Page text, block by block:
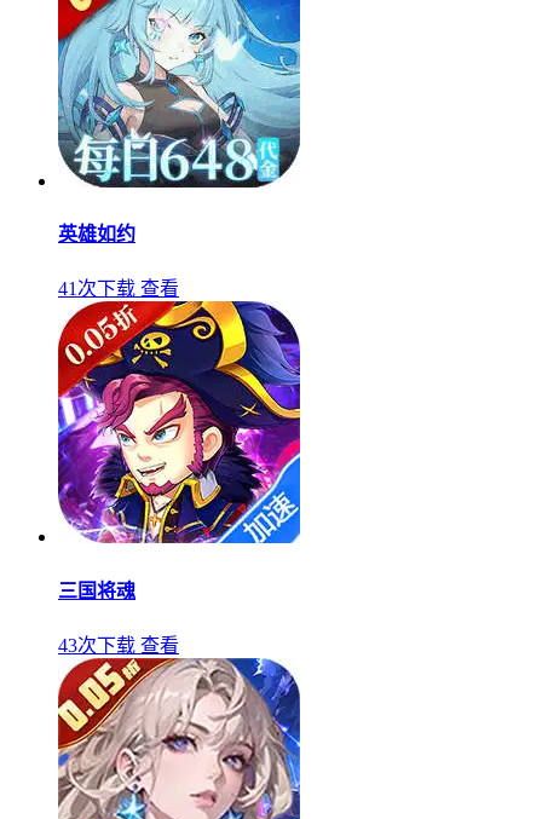
英雄如约
41次下载 查看
三国将魂
43次下载 查看